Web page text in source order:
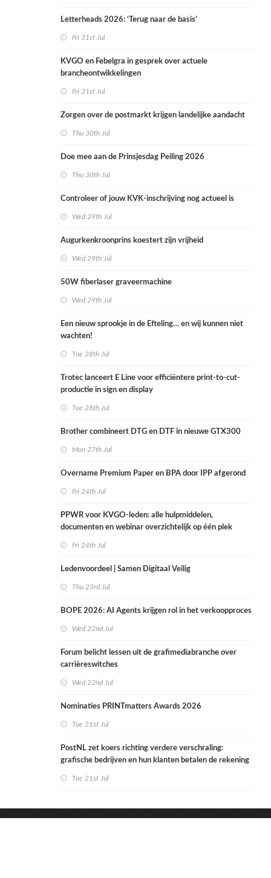
Letterheads 2026: ‘Terug naar de basis’
Fri 31st Jul
KVGO en Febelgra in gesprek over actuele
brancheontwikkelingen
Fri 31st Jul
Zorgen over de postmarkt krijgen landelijke aandacht
Thu 30th Jul
Doe mee aan de Prinsjesdag Peiling 2026
Thu 30th Jul
Controleer of jouw KVK-inschrijving nog actueel is
Wed 29th Jul
Augurkenkroonprins koestert zijn vrijheid
Wed 29th Jul
50W fiberlaser graveermachine
Wed 29th Jul
Een nieuw sprookje in de Efteling… en wij kunnen niet
wachten!
Tue 28th Jul
Trotec lanceert E Line voor efficiëntere print-to-cut-
productie in sign en display
Tue 28th Jul
Brother combineert DTG en DTF in nieuwe GTX300
Mon 27th Jul
Overname Premium Paper en BPA door IPP afgerond
Fri 24th Jul
PPWR voor KVGO-leden: alle hulpmiddelen,
documenten en webinar overzichtelijk op één plek
Fri 24th Jul
Ledenvoordeel | Samen Digitaal Veilig
Thu 23rd Jul
BOPE 2026: AI Agents krijgen rol in het verkoopproces
Wed 22nd Jul
Forum belicht lessen uit de grafimediabranche over
carrièreswitches
Wed 22nd Jul
Nominaties PRINTmatters Awards 2026
Tue 21st Jul
PostNL zet koers richting verdere verschraling:
grafische bedrijven en hun klanten betalen de rekening
Tue 21st Jul